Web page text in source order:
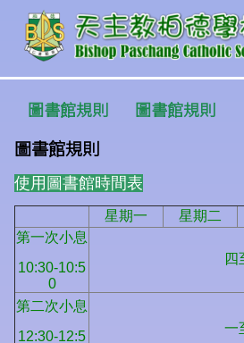
圖書館規則 圖書館規則
圖書館規則